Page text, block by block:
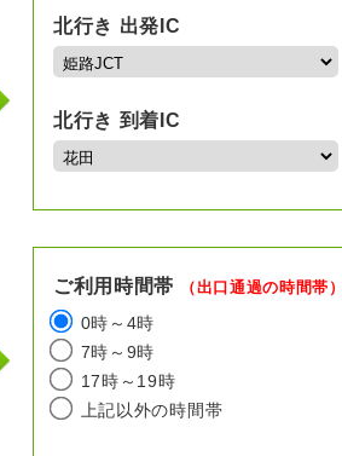
北行き 出発IC
北行き 到着IC
ご利用時間帯 （出口通過の時間帯
0時～4時
7時～9時
17時～19時
上記以外の時間帯